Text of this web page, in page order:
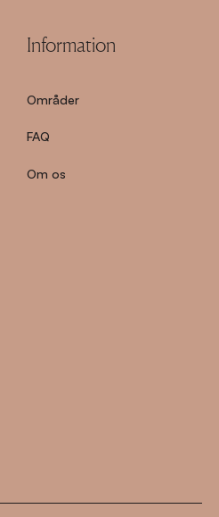
Information
Områder
FAQ
Om os